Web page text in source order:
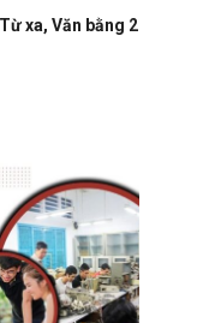
xa, Văn bằng 2